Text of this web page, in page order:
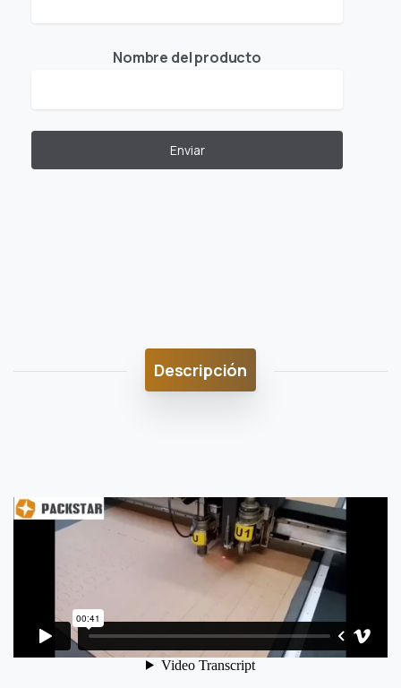
Nombre del producto
Descripción